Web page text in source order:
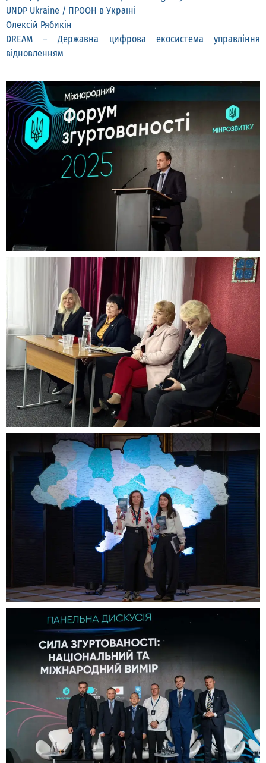
UNDP Ukraine / ПРООН в Україні
Олексій Рябикін
DREAM – Державна цифрова екосистема управління
відновленням